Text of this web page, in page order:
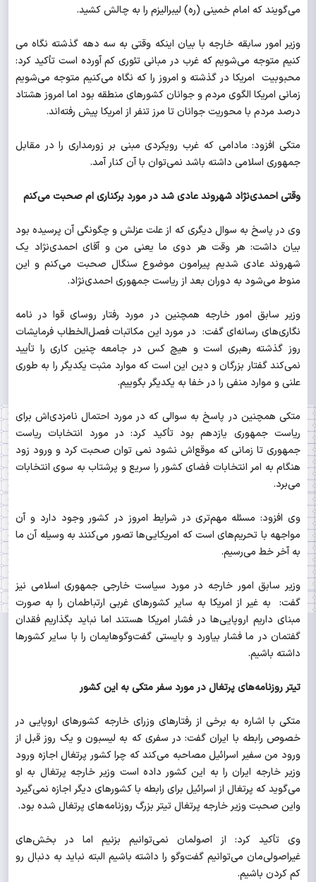
می‌گویند که امام خمینی (ره) لیبرالیزم را به چالش کشید.
وزیر امور سابقه خارجه با بیان اینکه وقتی به سه دهه گذشته نگاه می
کنیم متوجه می‌شویم که غرب در مبانی تئوری کم آورده‌ است تأکید کرد:
محبوبیت امریکا در گذشته و امروز را که نگاه می‌کنیم متوجه می‌شویم
زمانی امریکا الگوی مردم و جوانان کشورهای منطقه بود اما امروز هشتاد
درصد مردم با محوریت جوانان تا مرز تنفر از امریکا پیش رفته‌اند.
متکی افزود: مادامی که غرب رویکردی مبنی بر زورمداری را در مقابل
جمهوری اسلامی داشته باشد نمی‌توان با آن کنار آمد.
وقتی احمدی‌نژاد شهروند عادی شد در مورد برکناری ام صحبت می‌کنم
وی در پاسخ به سوال دیگری که از علت عزلش و چگونگی آن پرسیده بود
بیان داشت‌: هر وقت هر دوی ما یعنی من و آقای احمدی‌نژاد یک
شهروند عادی شدیم پیرامون موضوع سنگال صحبت می‌کنم و این
منوط می‌شود به دوران بعد از ریاست جمهوری احمدی‌نژاد.
وزیر سابق امور خارجه همچنین در مورد رفتار روسای قوا در نامه
نگاری‌های رسانه‌ای گفت: در مورد این مکاتبات فصل‌الخطاب فرمایشات
روز گذشته رهبری است و هیچ کس در جامعه چنین کاری را تأیید
نمی‌کند گفتار بزرگان و دین این است که موارد مثبت یکدیگر را به طوری
علنی و موارد منفی را در خفا به یکدیگر بگوییم.
متکی همچنین در پاسخ به سوالی که در مورد احتمال نامزدی‌اش برای
ریاست جمهوری یازدهم بود تأکید کرد: در مورد انتخابات ریاست
جمهوری تا زمانی که موقع‌اش نشود نمی توان صحبت کرد و ورود زود
هنگام به امر انتخابات فضای کشور را سریع و پرشتاب به سوی انتخابات
می‌برد.
وی افزود: مسئله مهم‌تری در شرایط امروز در کشور وجود دارد و آن
مواجهه با تحریم‌های است که امریکایی‌ها تصور می‌کنند به وسیله آن ما
به آخر خط می‌رسیم.
وزیر سابق امور خارجه در مورد سیاست خارجی جمهوری اسلامی نیز
گفت: به غیر از امریکا به سایر کشورهای غربی ارتباطمان را به صورت
مبنای داریم اروپایی‌ها در فشار امریکا هستند اما نباید بگذاریم فقدان
گفتمان در ما فشار بیاورد و بایستی گفت‌وگوهایمان را با سایر کشورها
داشته باشیم.
تیتر روزنامه‌های پرتغال در مورد سفر متکی به این کشور
متکی با اشاره به برخی از رفتارهای وزرای خارجه کشورهای اروپایی در
خصوص رابطه با ایران گفت: در سفری که به لیسبون و یک روز قبل از
ورود من سفیر اسرائیل مصاحبه می‌کند که چرا کشور پرتغال اجازه ورود
وزیر خارجه ایران را به این کشور داده است وزیر خارجه پرتغال به او
می‌گوید که پرتغال از اسرائیل برای رابطه با کشورهای دیگر اجازه نمی‌گیرد
واین صحبت وزیر خارجه پرتغال تیتر بزرگ روزنامه‌های پرتغال شده بود.
وی تأکید کرد: از اصولمان نمی‌توانیم بزنیم اما در بخش‌های
غیراصولی‌مان می‌توانیم گفت‌وگو را داشته باشیم البته نباید به دنبال رو
کم کردن باشیم.